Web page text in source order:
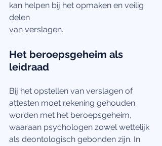
kan helpen bij het opmaken en veilig
delen
van verslagen.
Het beroepsgeheim als
leidraad
Bij het opstellen van verslagen of
attesten moet rekening gehouden
worden met het beroepsgeheim,
waaraan psychologen zowel wettelijk
als deontologisch gebonden zijn. In